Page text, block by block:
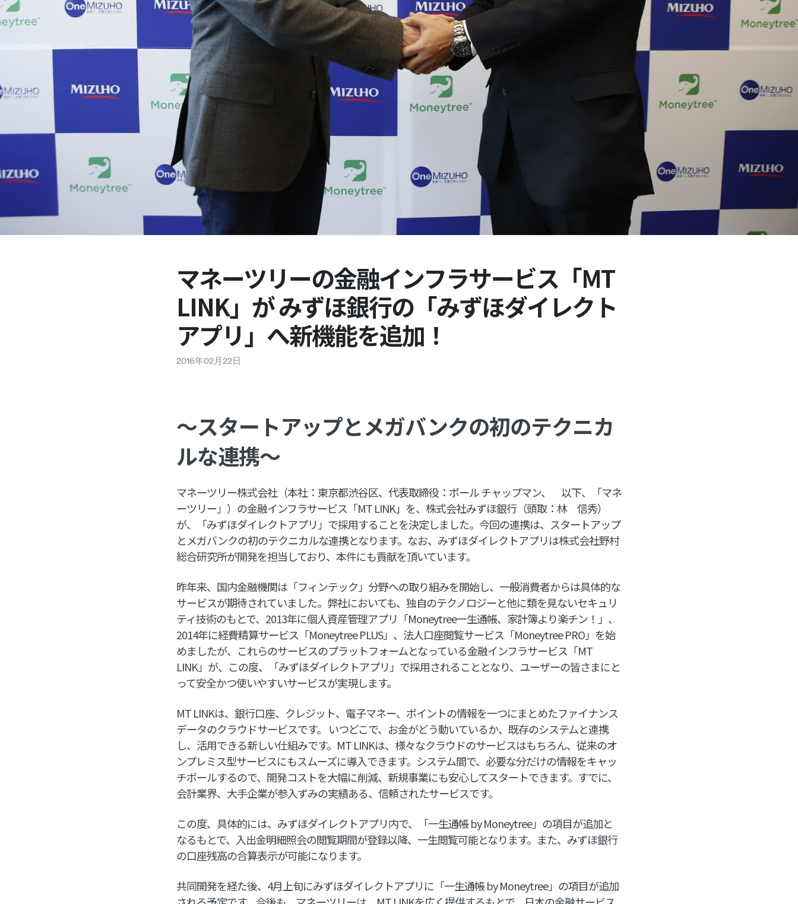
マネーツリーの金融インフラサービス「MT
LINK」が みずほ銀行の「みずほダイレクト
アプリ」へ新機能を追加！
2016年02月22日
～スタートアップとメガバンクの初のテクニカ
ルな連携～
マネーツリー株式会社（本社：東京都渋谷区、代表取締役：ポール チャップマン、 以下、「マネ
ーツリー」）の金融インフラサービス「MT LINK」を、株式会社みずほ銀行（頭取：林 信秀）
が、「みずほダイレクトアプリ」で採用することを決定しました。今回の連携は、スタートアップ
とメガバンクの初のテクニカルな連携となります。なお、みずほダイレクトアプリは株式会社野村
総合研究所が開発を担当しており、本件にも貢献を頂いています。
昨年来、国内金融機関は「フィンテック」分野への取り組みを開始し、一般消費者からは具体的な
サービスが期待されていました。弊社においても、独自のテクノロジーと他に類を見ないセキュリ
ティ技術のもとで、2013年に個人資産管理アプリ「Moneytree一生通帳、家計簿より楽チン！」、
2014年に経費精算サービス「Moneytree PLUS」、法人口座閲覧サービス「Moneytree PRO」を始
めましたが、これらのサービスのプラットフォームとなっている金融インフラサービス「MT
LINK」が、この度、「みずほダイレクトアプリ」で採用されることとなり、ユーザーの皆さまにと
って安全かつ使いやすいサービスが実現します。
MT LINKは、銀行口座、クレジット、電子マネー、ポイントの情報を一つにまとめたファイナンス
データのクラウドサービスです。 いつどこで、お金がどう動いているか、既存のシステムと連携
し、活用できる新しい仕組みです。MT LINKは、様々なクラウドのサービスはもちろん、従来のオ
ンプレミス型サービスにもスムーズに導入できます。システム間で、必要な分だけの情報をキャッ
チボールするので、開発コストを大幅に削減、新規事業にも安心してスタートできます。すでに、
会計業界、大手企業が参入ずみの実績ある、信頼されたサービスです。
この度、具体的には、みずほダイレクトアプリ内で、「一生通帳 by Moneytree」の項目が追加と
なるもとで、入出金明細照会の閲覧期間が登録以降、一生閲覧可能となります。また、みずほ銀行
の口座残高の合算表示が可能になります。
共同開発を経た後、4月上旬にみずほダイレクトアプリに「一生通帳 by Moneytree」の項目が追加